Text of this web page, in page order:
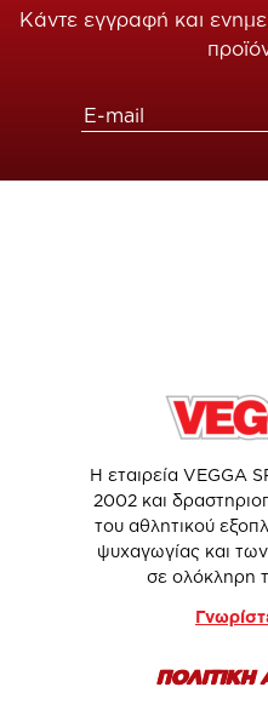
Κάντε εγγραφή και
Η εταιρεία VEGGA
2002 και
του αθλητικού
ψυχαγωγίας και
σε ολόκληρη